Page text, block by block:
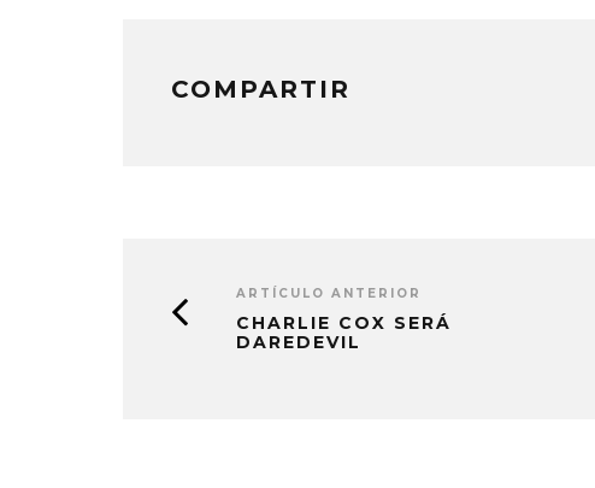
COMPARTIR
ARTÍCULO ANTERIOR
CHARLIE COX SERÁ
DAREDEVIL